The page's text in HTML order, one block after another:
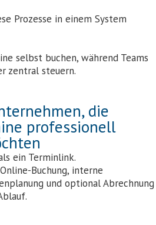
Prozesse in einem System
selbst buchen, während Teams
zentral steuern.
die
professionell
ein Terminlink.
Buchung, interne
und optional Abrechnung